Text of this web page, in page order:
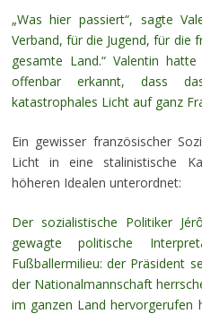
„Was hier passiert“, sagte
Verband, für die Jugend, für die
gesamte Land.“ Valentin
offenbar erkannt, dass
katastrophales Licht auf ganz
Ein gewisser französischer
Licht in eine stalinistische
höheren Idealen unterordnet:
Der sozialistische Politiker
gewagte politische
Fußballermilieu: der Präsident
der Nationalmannschaft
im ganzen Land hervorgerufen